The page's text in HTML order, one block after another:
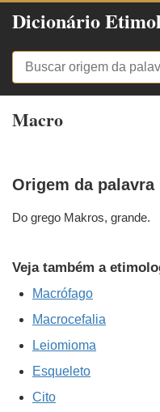
Dicionário
Macro
Origem da palavra
Do grego Makros, grande.
Veja também a
Macrófago
Macrocefalia
Leiomioma
Esqueleto
Cito